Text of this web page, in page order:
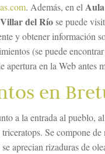
. Además, en el Aula
del Ríose puede
y obtener información
(se puede
apertura en la Web antes
en
a la entrada al pueblo,
Se compone
aprecian rizaduras de